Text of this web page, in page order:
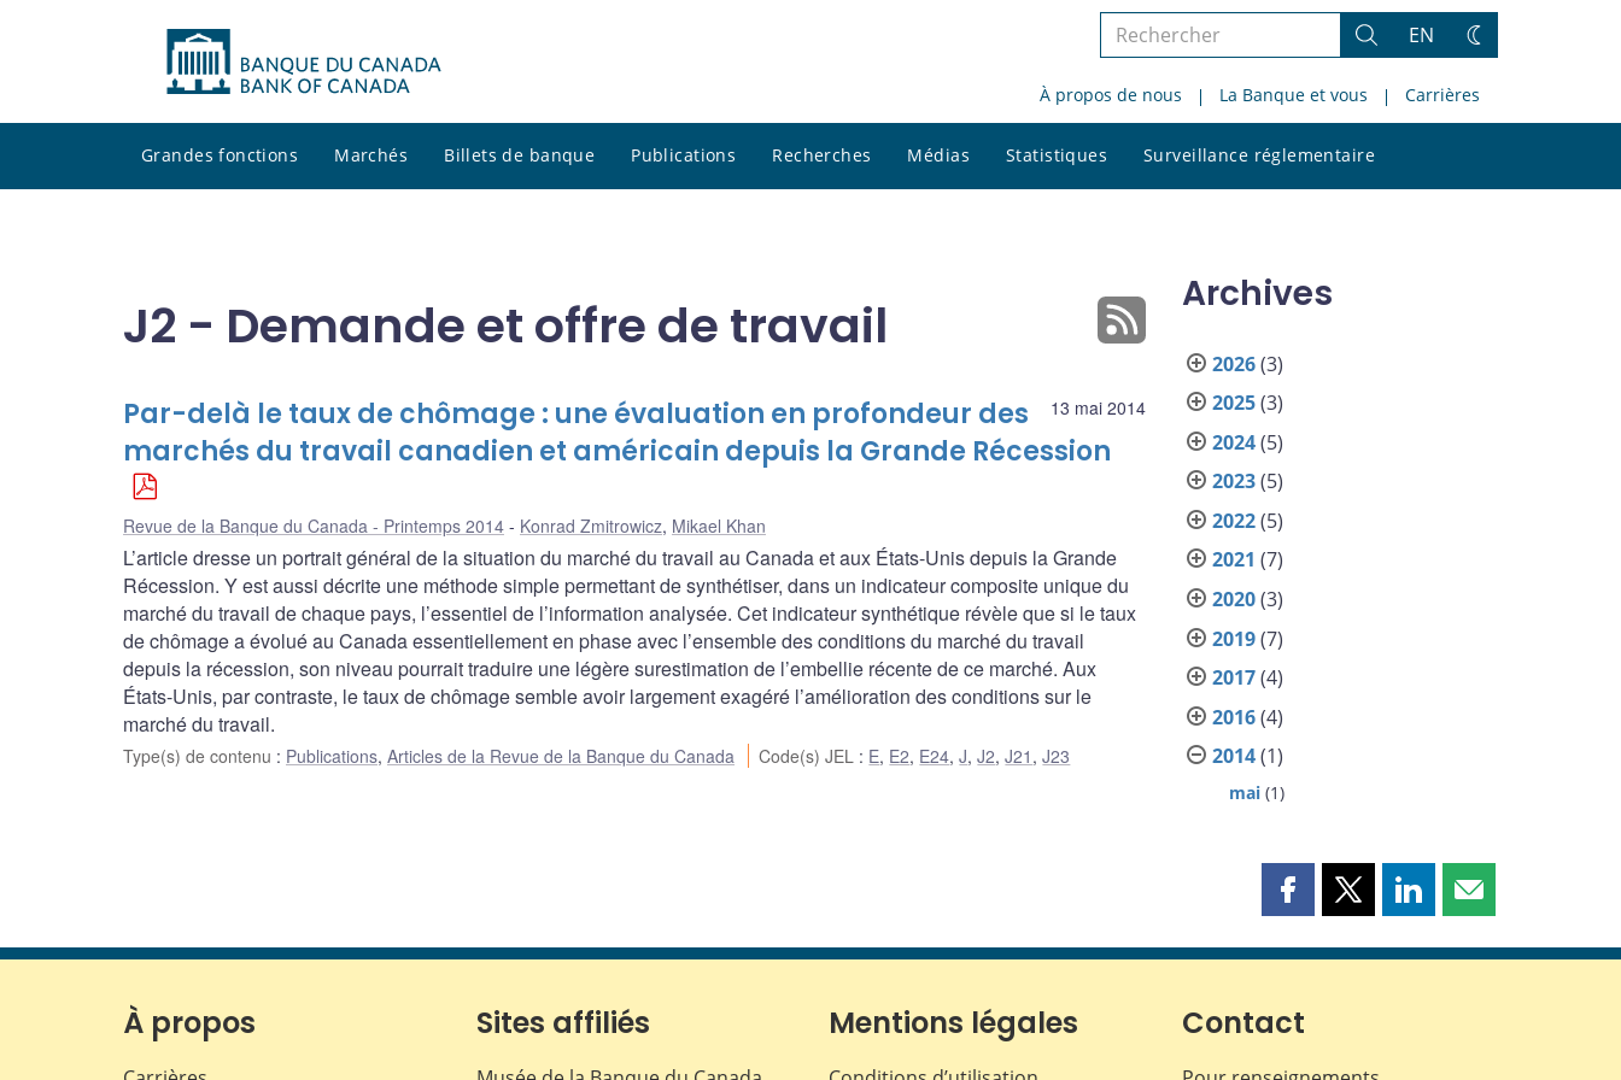
Rechercher
le
site
Rechercher
EN
Changez
thème
À propos de nous La Banque et vous Carrières
Grandes fonctions Marchés Billets de banque Publications Recherches Médias Statistiques Surveillance réglementaire
le
J2 - Demande et offre de travail
13 mai 2014
Par-delà le taux de chômage : une évaluation en profondeur des
marchés du travail canadien et américain depuis la Grande Récession
Revue de la Banque du Canada - Printemps 2014 Konrad Zmitrowicz, Mikael Khan
L’article dresse un portrait général de la situation du marché du travail au Canada et aux États-Unis depuis la Grande
Récession. Y est aussi décrite une méthode simple permettant de synthétiser, dans un indicateur composite unique du
marché du travail de chaque pays, l’essentiel de l’information analysée. Cet indicateur synthétique révèle que si le taux
de chômage a évolué au Canada essentiellement en phase avec l’ensemble des conditions du marché du travail
depuis la récession, son niveau pourrait traduire une légère surestimation de l’embellie récente de ce marché. Aux
États-Unis, par contraste, le taux de chômage semble avoir largement exagéré l’amélioration des conditions sur le
marché du travail.
Type(s) de contenu : Publications, Articles de la Revue de la Banque du Canada Code(s) JEL : E, E2, E24,J,J2,J21 ,J23
Archives
2026(3)
2025(3)
2024(5)
2023(5)
2022(5)
2021 (7)
2020(3)
2019(7)
2017(4)
2016(4)
2014(1)
mai (1)
Partager
page
Facebook
Partager
page
Partager
page
Partager
page
À propos Sites affiliés Mentions légales Contact